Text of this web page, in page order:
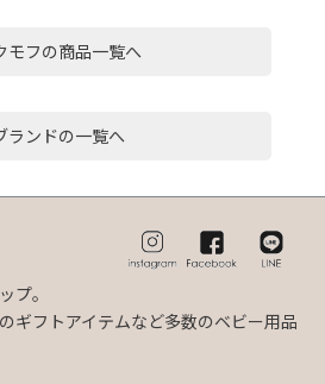
モフの商品一覧へ
ランドの一覧へ
プ。
ギフトアイテムなど多数のベビー用品